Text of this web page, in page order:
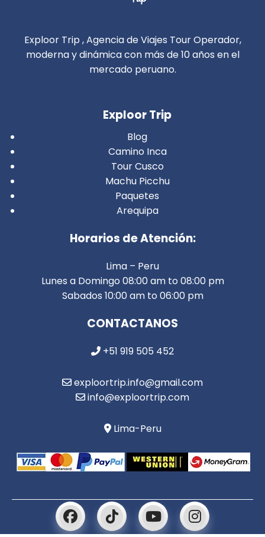
Exploor Trip , Agencia de Viajes Tour Operador,
moderna y dinámica con más de 10 años en el
mercado peruano.
Exploor Trip
Blog
Camino Inca
Tour Cusco
Machu Picchu
Paquetes
Arequipa
Horarios de Atención:
Lima – Peru
Lunes a Domingo 08:00 am to 08:00 pm
Sabados 10:00 am to 06:00 pm
CONTACTANOS
+51 919 505 452
exploortrip.info@gmail.com
info@exploortrip.com
Lima-Peru